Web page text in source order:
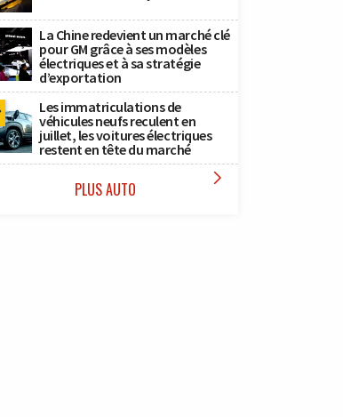
La Chine redevient un marché clé
pour GM grâce à ses modèles
électriques et à sa stratégie
d’exportation
Les immatriculations de
véhicules neufs reculent en
juillet, les voitures électriques
restent en tête du marché
PLUS AUTO 